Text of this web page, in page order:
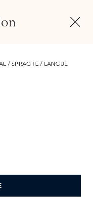
Exclusives Skins Boxen
/ SPRACHE / LANGUE